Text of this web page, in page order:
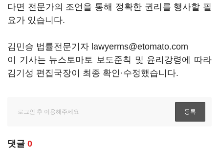
다면 전문가의 조언을 통해 정확한 권리를 행사할 필
요가 있습니다.
김민승 법률전문기자 lawyerms@etomato.com
이 기사는 뉴스토마토 보도준칙 및 윤리강령에 따라
김기성 편집국장이 최종 확인·수정했습니다.
댓글 0